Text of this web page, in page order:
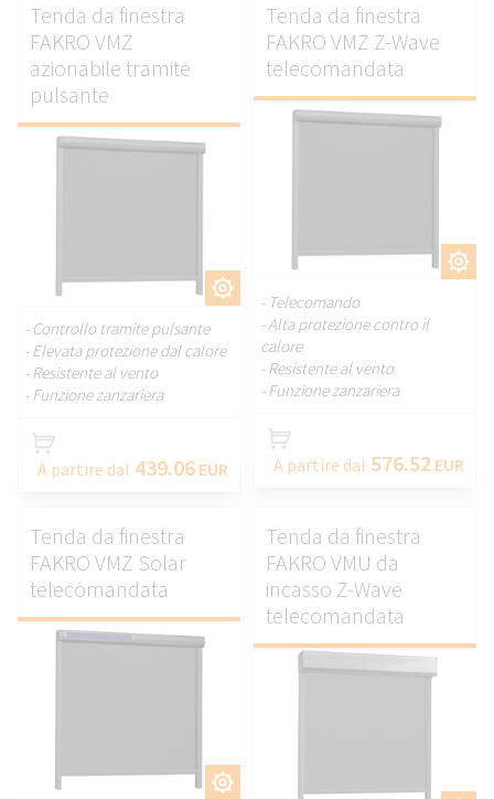
PERSONALIZZARE.
Tenda da finestra
FAKRO VMZ
azionabile tramite
pulsante
- Controllo tramite pulsante
- Elevata protezione dal calore
- Resistente al vento
- Funzione zanzariera
A partire dal 439.06 EUR
PERSONALIZZARE.
Tenda da finestra
FAKRO VMZ Z-Wave
telecomandata
- Telecomando
- Alta protezione contro il
calore
- Resistente al vento
- Funzione zanzariera
A partire dal 576.52 EUR
Tenda da finestra
FAKRO VMZ Solar
telecomandata
Tenda da finestra
FAKRO VMU da
incasso Z-Wave
telecomandata